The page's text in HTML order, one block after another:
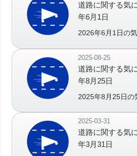
道路に関する気
年6月1日
2026年6月1日の
2025-08-25
道路に関する気
年8月25日
2025年8月25日の
2025-03-31
道路に関する気
年3月31日